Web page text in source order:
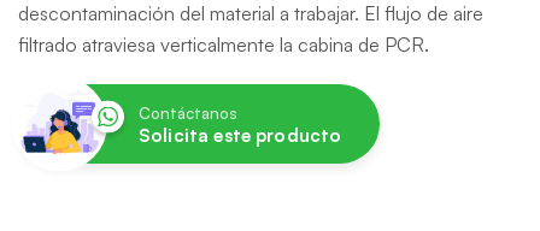
descontaminación del material a trabajar. El flujo de aire
filtrado atraviesa verticalmente la cabina de PCR.
Contáctanos
Solicita este producto